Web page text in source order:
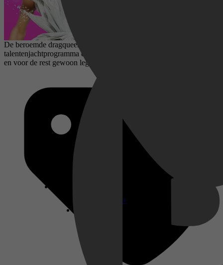
Disney+
De beroemde dragqueen RuPaul presenteert dit
talentenjachtprogramma dat één derde 'America's Next Top Model'
en voor de rest gewoon legendarisch is.